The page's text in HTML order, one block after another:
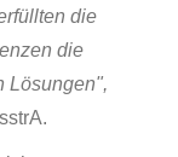
die
die
Lösungen",